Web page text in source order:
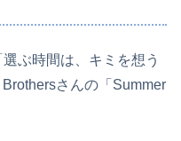
ぶ時間は、キミを想う
さんの「Summer